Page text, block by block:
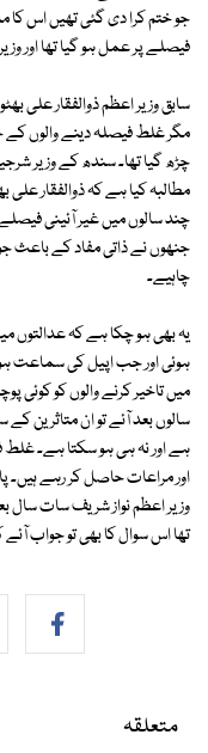
جو ختم کرا دی گئی تھیں اس کا
فیصلے پر عمل ہو گیا تھا اور
مگر غلط فیصلہ دینے والوں کے
چڑھ گیا تھا۔ سندھ کے وزیر
مطالبہ کیا ہے کہ ذوالفقار علی
چند سالوں میں غیر آئینی
جنھوں نے ذاتی مفاد کے باعث
چاہیے۔
یہ بھی ہو چکا ہے کہ عدالتوں
ہوئی اور جب اپیل کی سماعت
میں تاخیر کرنے والوں کو
سالوں بعد آئے تو ان متاثرین کے
ہے اور نہ ہی ہو سکتا ہے۔
اور مراعات حاصل کر رہے ہیں۔
وزیر اعظم نواز شریف سات سال
تھا اس سوال کا بھی تو جواب
متعلقہ